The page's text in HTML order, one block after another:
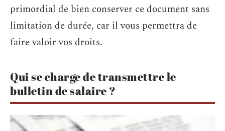
primordial de bien conserver ce document sans
limitation de durée, car il vous permettra de
faire valoir vos droits.
Qui se charge de transmettre le
bulletin de salaire ?